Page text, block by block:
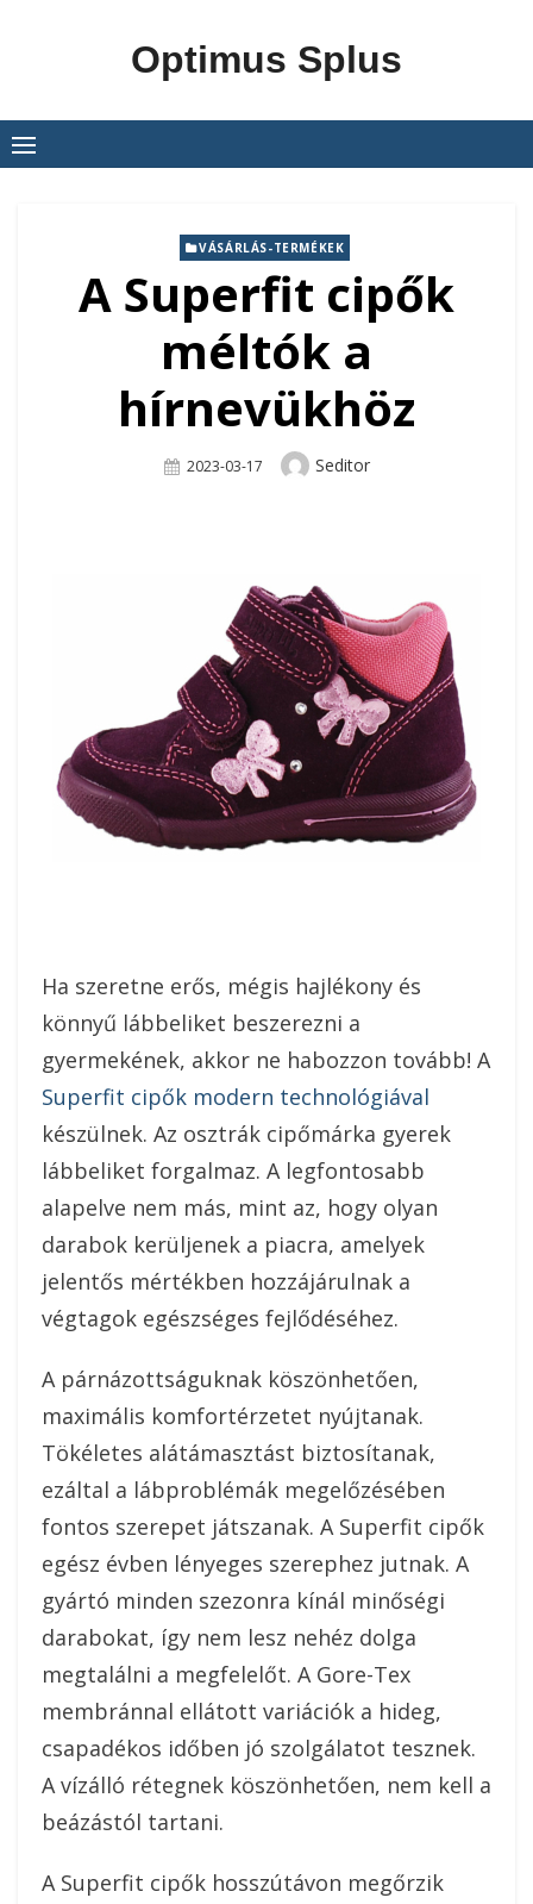
Optimus Splus
VÁSÁRLÁS-TERMÉKEK
A Superfit cipők
méltók a
hírnevükhöz
Posted
2023-03-17 Author
Seditor
Ha szeretne erős, mégis hajlékony és
könnyű lábbeliket beszerezni a
gyermekének, akkor ne habozzon tovább! A
Superfit cipők modern technológiával
készülnek. Az osztrák cipőmárka gyerek
lábbeliket forgalmaz. A legfontosabb
alapelve nem más, mint az, hogy olyan
darabok kerüljenek a piacra, amelyek
jelentős mértékben hozzájárulnak a
végtagok egészséges fejlődéséhez.
A párnázottságuknak köszönhetően,
maximális komfortérzetet nyújtanak.
Tökéletes alátámasztást biztosítanak,
ezáltal a lábproblémák megelőzésében
fontos szerepet játszanak. A Superfit cipők
egész évben lényeges szerephez jutnak. A
gyártó minden szezonra kínál minőségi
darabokat, így nem lesz nehéz dolga
megtalálni a megfelelőt. A Gore-Tex
membránnal ellátott variációk a hideg,
csapadékos időben jó szolgálatot tesznek.
A vízálló rétegnek köszönhetően, nem kell a
beázástól tartani.
A Superfit cipők hosszútávon megőrzik